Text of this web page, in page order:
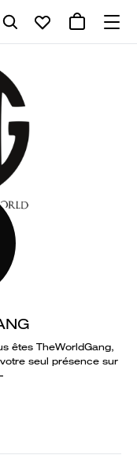
êtes TheWorldGang,
seul présence sur